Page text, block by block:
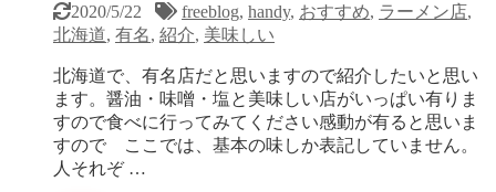
2020/5/22 freeblog, handy, おすすめ, ラーメン店,
北海道, 有名, 紹介, 美味しい
北海道で、有名店だと思いますので紹介したいと思い
ます。醤油・味噌・塩と美味しい店がいっぱい有りま
すので食べに行ってみてください感動が有ると思いま
すので ここでは、基本の味しか表記していません。
人それぞ …